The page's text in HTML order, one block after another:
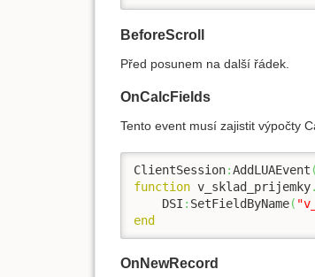
BeforeScroll
Před posunem na další řádek.
OnCalcFields
Tento event musí zajistit výpočty
ClientSession:AddLUAEvent (
function v_sklad_prijemky
    DSI
: SetFieldByName(
end
OnNewRecord